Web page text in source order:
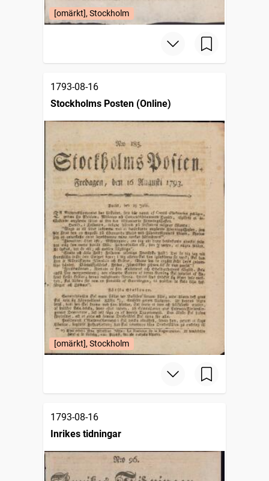
[omärkt], Stockholm
1793-08-16
Stockholms Posten (Online)
[omärkt], Stockholm
1793-08-16
Inrikes tidningar